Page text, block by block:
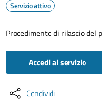
Servizio attivo
Procedimento di rilascio del
Accedi al servizio
Condividi